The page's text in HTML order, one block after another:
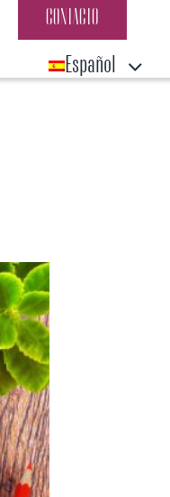
CONTACTO
Español